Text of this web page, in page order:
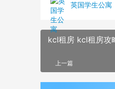
英国学生公寓
kcl租房 kcl租房攻
上一篇